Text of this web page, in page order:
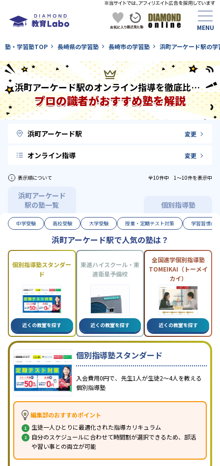
塾・学習塾TOP 長崎県の学習塾 長崎市の学習塾 浜町アーケード駅の学
浜町アーケード駅のオンライン指導を徹底比較！
プロの識者がおすすめ塾を解説
浜町アーケード駅 変更
オンライン指導 変更
表示順について 全10件中 1〜10件を表示中
浜町アーケード
駅の塾一覧
個別指導塾
中学受験 高校受験 大学受験 授業・定期テスト対策 学習習慣の
浜町アーケード駅で人気の塾は？
個別指導塾スタンダー
ド
近くの教室を探す
東進ハイスクール・東
進衛星予備校
近くの教室を探す
全国進学個別指導塾
TOMEIKAI（トーメイ
カイ）
近くの教室を探す
個別指導塾スタンダード
入会費用0円で、先生1人が生徒2〜4人を教える
個別指導塾
編集部のおすすめポイント
生徒一人ひとりに最適化された指導カリキュラム
自分のスケジュールに合わせて時間割が選択できるため、部活
や習い事との両立が可能